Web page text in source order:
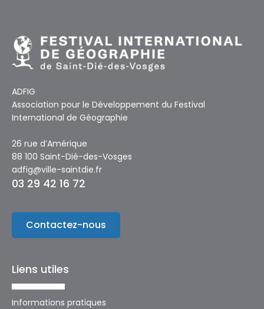
ADFIG
Association pour le Développement du Festival
International de Géographie
26 rue d’Amérique
88 100 Saint-Dié-des-Vosges
adfig@ville-saintdie.fr
03 29 42 16 72
Contactez-nous
Liens utiles
Informations pratiques